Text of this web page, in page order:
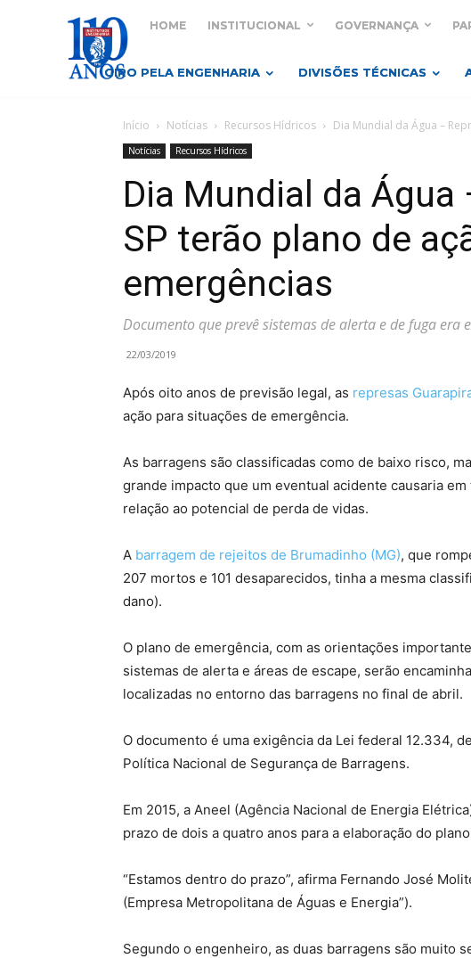
HOME INSTITUCIONAL GOVERNANÇA
GIRO PELA ENGENHARIA DIVISÕES TÉCNICAS
Início Notícias Recursos Hídricos Dia Mundial da Água –
Notícias Recursos Hídricos
Dia Mundial da Água
SP terão plano de
emergências
Documento que prevê sistemas de alerta e de fuga era
22/03/2019
Após oito anos de previsão legal, as represas
ação para situações de emergência.
As barragens são classificadas como de baixo risco,
grande impacto que um eventual acidente causaria
relação ao potencial de perda de vidas.
A barragem de rejeitos de Brumadinho (MG), que
207 mortos e 101 desaparecidos, tinha a mesma
dano).
O plano de emergência, com as orientações
sistemas de alerta e áreas de escape, serão
localizadas no entorno das barragens no final de abril.
O documento é uma exigência da Lei federal 12.334,
Política Nacional de Segurança de Barragens.
Em 2015, a Aneel (Agência Nacional de Energia
prazo de dois a quatro anos para a elaboração do
“Estamos dentro do prazo”, afirma Fernando José
(Empresa Metropolitana de Águas e Energia”).
Segundo o engenheiro, as duas barragens são muito